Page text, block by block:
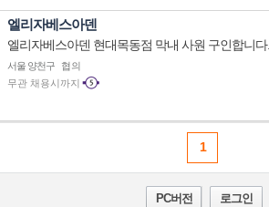
엘리자베스아덴
엘리자베스아덴 현대목동점 막내 사원 구인합니다.
서울 양천구
협의
무관 채용시까지
1
PC버전 로그인